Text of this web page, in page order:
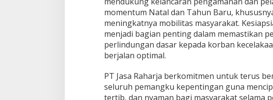
momentum Natal dan Tahun Baru,
meningkatnya mobilitas masyarakat.
menjadi bagian penting dalam memastikan
perlindungan dasar kepada korban
berjalan optimal.
PT Jasa Raharja berkomitmen untuk terus
seluruh pemangku kepentingan guna
tertib, dan nyaman bagi masyarakat selama